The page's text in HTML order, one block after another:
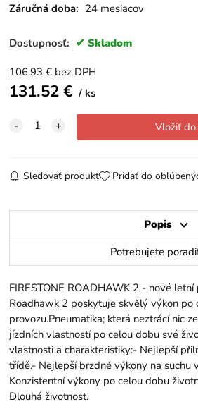
Záručná doba: 24 mesiacov
Dostupnosť: Skladom
106.93 € bez DPH
131.52€ ks
Sledovať produkt Pridať do
Popis
Potrebujete
FIRESTONE ROADHAWK 2 - nové letní
Roadhawk 2 poskytuje skvělý výkon po
provozu.Pneumatika; která neztrácí nic
jízdních vlastností po celou dobu své
vlastnosti a charakteristiky:- Nejlepší
třídě.- Nejlepší brzdné výkony na suchu
Konzistentní výkony po celou dobu
Dlouhá životnost.